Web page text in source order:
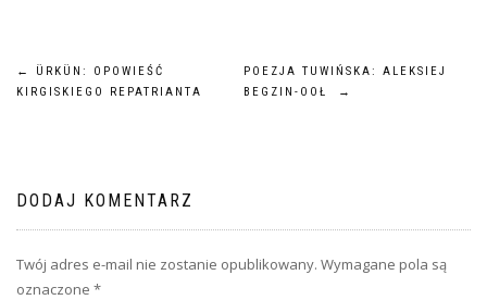
NAWIGACJA
WPISU
←
ÜRKÜN: OPOWIEŚĆ
KIRGISKIEGO REPATRIANTA
POEZJA TUWIŃSKA: ALEKSIEJ
BEGZIN-OOŁ
→
DODAJ KOMENTARZ
Twój adres e-mail nie zostanie opublikowany. Wymagane pola są
oznaczone *